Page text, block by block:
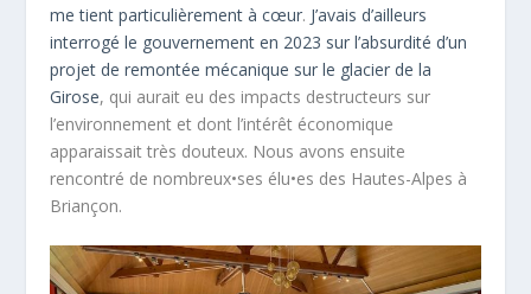
me tient particulièrement à cœur. J’avais d’ailleurs
interrogé le gouvernement en 2023 sur l’absurdité d’un
projet de remontée mécanique sur le glacier de la
Girose, qui aurait eu des impacts destructeurs sur
l’environnement et dont l’intérêt économique
apparaissait très douteux. Nous avons ensuite
rencontré de nombreux•ses élu•es des Hautes-Alpes à
Briançon.